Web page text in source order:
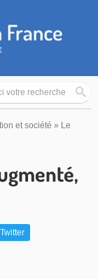
et société » Le
Twitter